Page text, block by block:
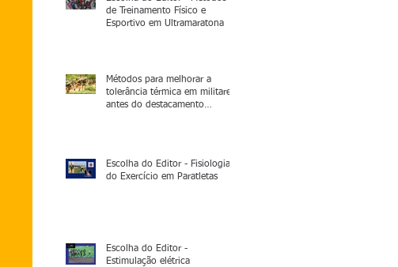
de Treinamento Físico e
Esportivo em Ultramaratona
Métodos para melhorar a
tolerância térmica em militares
antes do destacamento
Escolha do Editor - Fisiologia
do Exercício em Paratletas
Escolha do Editor -
Estimulação elétrica